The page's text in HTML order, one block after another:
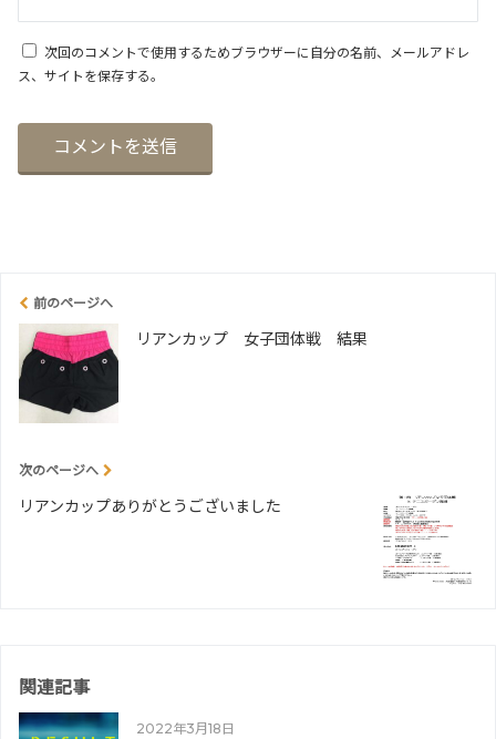
次回のコメントで使用するためブラウザーに自分の名前、メールアドレ
ス、サイトを保存する。
前のページへ
リアンカップ 女子団体戦 結果
次のページへ
リアンカップありがとうございました
関連記事
2022年3月18日